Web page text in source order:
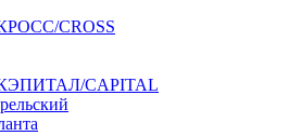
КРОСС/CROSS
КЭПИТАЛ/CAPITAL